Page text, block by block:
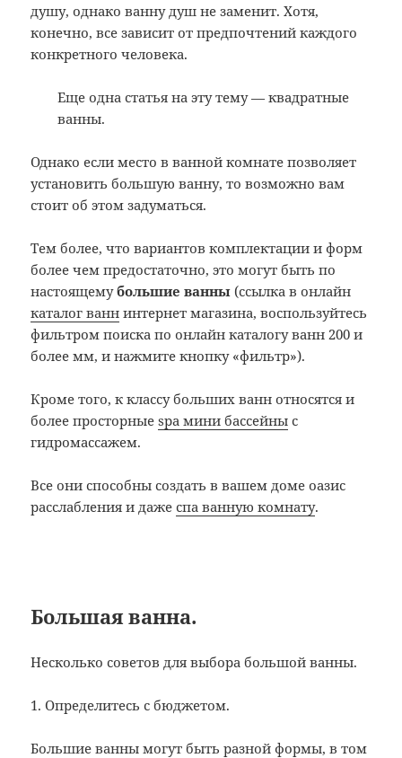
душу, однако ванну душ не заменит. Хотя,
конечно, все зависит от предпочтений каждого
конкретного человека.
Еще одна статья на эту тему — квадратные
ванны.
Однако если место в ванной комнате позволяет
установить большую ванну, то возможно вам
стоит об этом задуматься.
Тем более, что вариантов комплектации и форм
более чем предостаточно, это могут быть по
настоящемубольшие ванны (ссылка в онлайн
каталог ванн интернет магазина, воспользуйтесь
фильтром поиска по онлайн каталогу ванн 200 и
более мм, и нажмите кнопку «фильтр»).
Кроме того, к классу больших ванн относятся и
более просторныеspa мини бассейны с
гидромассажем.
Все они способны создать в вашем доме оазис
расслабления и дажеспа ванную комнату.
Большая ванна.
Несколько советов для выбора большой ванны.
1. Определитесь с бюджетом.
Большие ванны могут быть разной формы, в том